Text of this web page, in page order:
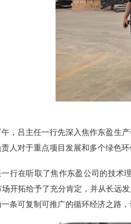
，吕主任一行先深入焦作东盈生
人对于重点项目发展和多个绿色环
一行在听取了焦作东盈公司的技术
开拓给予了充分肯定，并从长远
条可复制可推广的循环经济之路